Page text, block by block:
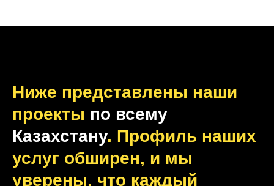
Ниже представлены наши
проекты по всему
Казахстану. Профиль наших
услуг обширен, и мы
уверены, что каждый